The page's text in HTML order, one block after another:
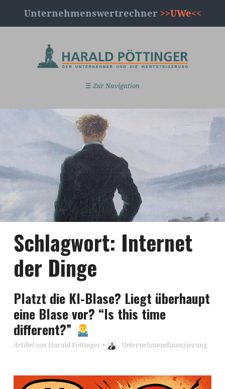
Unternehmenswertrechner >>UWe<<
☰ Zur Navigation
Schlagwort: Internet
der Dinge
Platzt die KI-Blase? Liegt überhaupt
eine Blase vor? “Is this time
different?”
Artikel von Harald Pöttinger • Unternehmensfinanzierung